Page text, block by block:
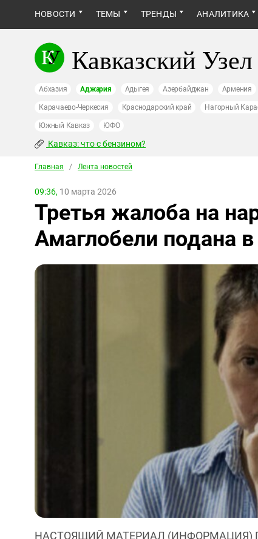
НОВОСТИ ТЕМЫ ТРЕНДЫ АНАЛИТИКА
Кавказский Узел
Абхазия Аджария Адыгея Азербайджан Армения
Карачаево-Черкесия Краснодарский край Нагорный
Южный Кавказ ЮФО
Кавказ: что с бензином?
Главная / Лента новостей
09:36, 10 марта 2026
Третья жалоба на
Амаглобели подана
НАСТОЯЩИЙ МАТЕРИАЛ (ИНФОРМАЦИЯ)